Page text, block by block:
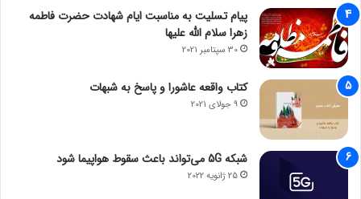
پیام تسلیت به مناسبت ایام شهادت حضرت فاطمه
زهرا سلام الله علیها
30 سپتامبر 2021
کتاب واقعه عاشورا و پاسخ به شبهات
9 جولای 2021
شبکه 5G می‌تواند باعث سقوط هواپیما شود
25 ژانویه 2022